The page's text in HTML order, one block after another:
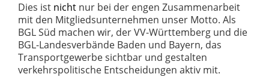
Dies ist nicht nur bei der engen Zusammenarbeit
mit den Mitgliedsunternehmen unser Motto. Als
BGL Süd machen wir, der VV-Württemberg und die
BGL-Landesverbände Baden und Bayern, das
Transportgewerbe sichtbar und gestalten
verkehrspolitische Entscheidungen aktiv mit.